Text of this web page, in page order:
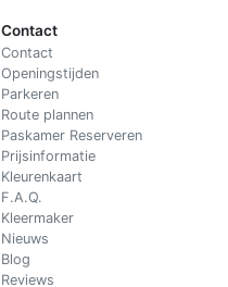
Contact
Contact
Openingstijden
Parkeren
Route plannen
Paskamer Reserveren
Prijsinformatie
Kleurenkaart
F.A.Q.
Kleermaker
Nieuws
Blog
Reviews